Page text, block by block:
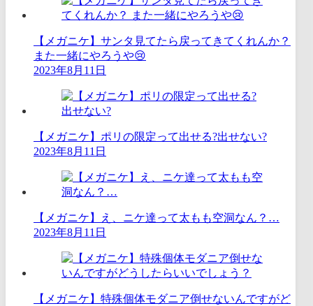
【メガニケ】サンタ見てたら戻ってきてくれんか？
また一緒にやろうや😢
2023年8月11日
【メガニケ】ポリの限定って出せる?出せない?
2023年8月11日
【メガニケ】え、ニケ達って太もも空洞なん？…
2023年8月11日
【メガニケ】特殊個体モダニア倒せないんですがど